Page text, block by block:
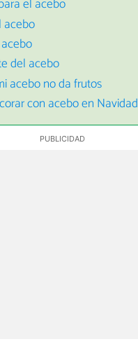
el acebo
acebo
del acebo
acebo no da frutos
con acebo en Navidad